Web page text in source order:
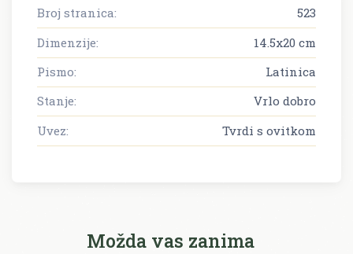
Broj stranica:
523
Dimenzije:
14.5x20 cm
Pismo:
Latinica
Stanje:
Vrlo dobro
Uvez:
Tvrdi s ovitkom
Možda vas zanima